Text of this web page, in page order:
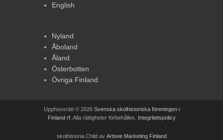
English
Nyland
Åboland
Åland
Österbotten
Övriga Finland
Upphovsrätt © 2026 Svenska skolhistoriska föreningen i
Finland rf. Alla rättigheter förbehålles. Integritetspolicy
skolhistoria Child av Artsee Marketing Finland